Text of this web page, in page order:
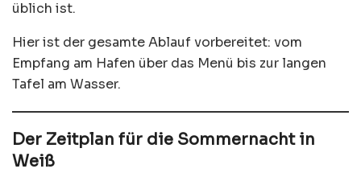
üblich ist.
Hier ist der gesamte Ablauf vorbereitet: vom
Empfang am Hafen über das Menü bis zur langen
Tafel am Wasser.
Der Zeitplan für die Sommernacht in
Weiß